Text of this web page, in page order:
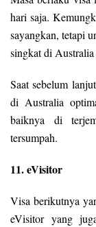
hari saja.
sayangkan, tetapi
singkat di
Saat sebelum
di Australia
baiknya di
tersumpah.
11. eVisitor
Visa berikutnya
eVisitor yang